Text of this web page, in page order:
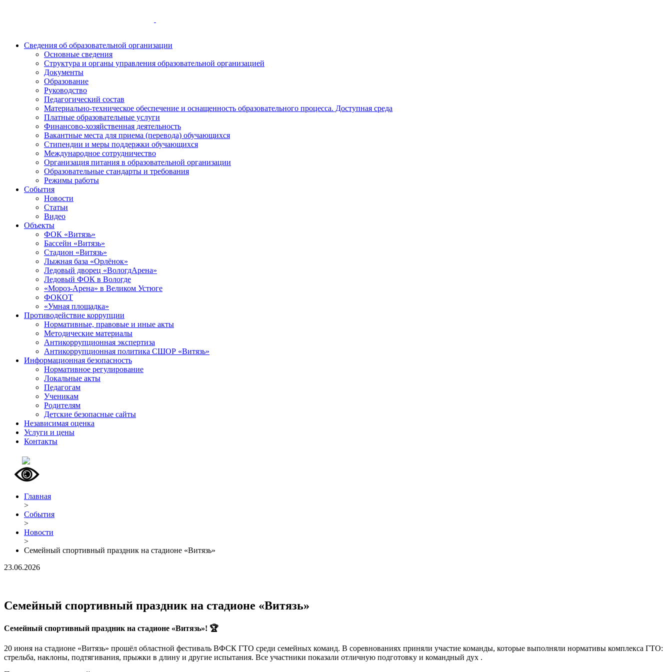
Сведения об образовательной организации
Основные сведения
Структура и органы управления образовательной организацией
Документы
Образование
Руководство
Педагогический состав
Материально-техническое обеспечение и оснащенность образовательного процесса. Доступная среда
Платные образовательные услуги
Финансово-хозяйственная деятельность
Вакантные места для приема (перевода) обучающихся
Стипендии и меры поддержки обучающихся
Международное сотрудничество
Организация питания в образовательной организации
Образовательные стандарты и требования
Режимы работы
События
Новости
Статьи
Видео
Объекты
ФОК «Витязь»
Бассейн «Витязь»
Стадион «Витязь»
Лыжная база «Орлёнок»
Ледовый дворец «ВологдАрена»
Ледовый ФОК в Вологде
«Мороз-Арена» в Великом Устюге
ФОКОТ
«Умная площадка»
Противодействие коррупции
Нормативные, правовые и иные акты
Методические материалы
Антикоррупционная экспертиза
Антикоррупционная политика СШОР «Витязь»
Информационная безопасность
Нормативное регулирование
Локальные акты
Педагогам
Ученикам
Родителям
Детские безопасные сайты
Независимая оценка
Услуги и цены
Контакты
Главная
>
События
>
Новости
>
Семейный спортивный праздник на стадионе «Витязь»
23.06.2026
Семейный спортивный праздник на стадионе «Витязь»
Семейный спортивный праздник на стадионе «Витязь»! 🏆
20 июня на стадионе «Витязь» прошёл областной фестиваль ВФСК ГТО среди семейных команд. В соревнованиях приняли участие команды, которые выполняли нормативы комплекса ГТО:
стрельба, наклоны, подтягивания, прыжки в длину и другие испытания. Все участники показали отличную подготовку и командный дух .